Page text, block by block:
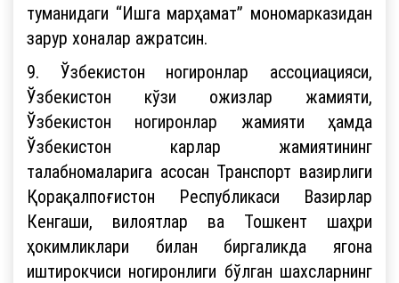
туманидаги “Ишга марҳамат” мономарказидан
зарур хоналар ажратсин.
9. Ўзбекистон ногиронлар ассоциацияси,
Ўзбекистон кўзи ожизлар жамияти,
Ўзбекистон ногиронлар жамияти ҳамда
Ўзбекистон карлар жамиятининг
талабномаларига асосан Транспорт вазирлиги
Қорақалпоғистон Республикаси Вазирлар
Кенгаши, вилоятлар ва Тошкент шаҳри
ҳокимликлари билан биргаликда ягона
иштирокчиси ногиронлиги бўлган шахсларнинг